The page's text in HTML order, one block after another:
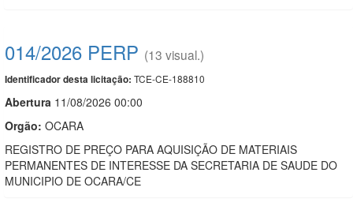
014/2026 PERP (13 visual.)
Identificador desta licitação: TCE-CE-188810
Abertura 11/08/2026 00:00
Orgão: OCARA
REGISTRO DE PREÇO PARA AQUISIÇÃO DE MATERIAIS
PERMANENTES DE INTERESSE DA SECRETARIA DE SAUDE DO
MUNICIPIO DE OCARA/CE